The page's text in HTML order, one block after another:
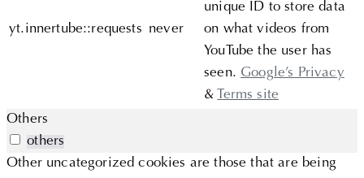
yt.innertube::requests never
unique ID to store data
on what videos from
YouTube the user has
seen.Google’s Privacy
&Terms site
Others
others
Other uncategorized cookies are those that are being